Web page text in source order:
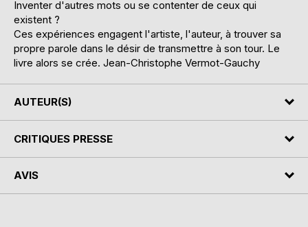
Inventer d'autres mots ou se contenter de ceux qui
existent ?
Ces expériences engagent l'artiste, l'auteur, à trouver sa
propre parole dans le désir de transmettre à son tour. Le
livre alors se crée. Jean-Christophe Vermot-Gauchy
AUTEUR(S)
CRITIQUES PRESSE
AVIS